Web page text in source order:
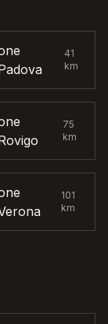
41
km
75
km
101
km